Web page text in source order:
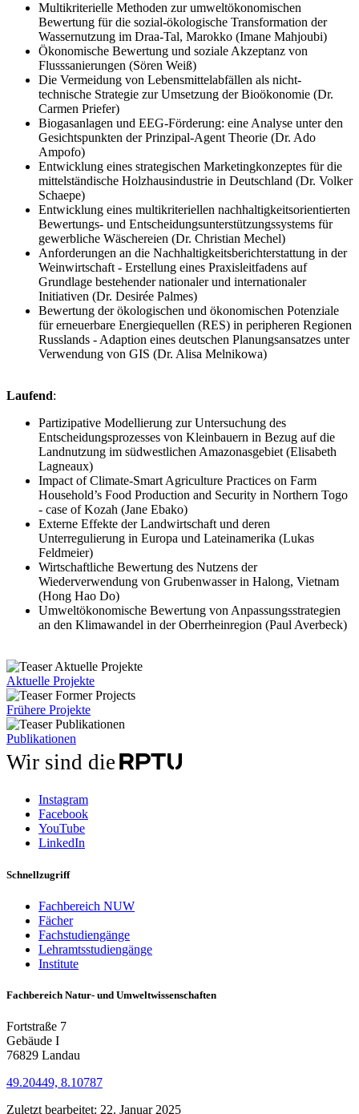
Multikriterielle Methoden zur umweltökonomischen
Bewertung für die sozial-ökologische Transformation der
Wassernutzung im Draa-Tal, Marokko (Imane Mahjoubi)
Ökonomische Bewertung und soziale Akzeptanz von
Flusssanierungen (Sören Weiß)
Die Vermeidung von Lebensmittelabfällen als nicht-
technische Strategie zur Umsetzung der Bioökonomie (Dr.
Carmen Priefer)
Biogasanlagen und EEG-Förderung: eine Analyse unter den
Gesichtspunkten der Prinzipal-Agent Theorie (Dr. Ado
Ampofo)
Entwicklung eines strategischen Marketingkonzeptes für die
mittelständische Holzhausindustrie in Deutschland (Dr. Volker
Schaepe)
Entwicklung eines multikriteriellen nachhaltigkeitsorientierten
Bewertungs- und Entscheidungsunterstützungssystems für
gewerbliche Wäschereien (Dr. Christian Mechel)
Anforderungen an die Nachhaltigkeitsberichterstattung in der
Weinwirtschaft - Erstellung eines Praxisleitfadens auf
Grundlage bestehender nationaler und internationaler
Initiativen (Dr. Desirée Palmes)
Bewertung der ökologischen und ökonomischen Potenziale
für erneuerbare Energiequellen (RES) in peripheren Regionen
Russlands - Adaption eines deutschen Planungsansatzes unter
Verwendung von GIS (Dr. Alisa Melnikowa)
Laufend:
Partizipative Modellierung zur Untersuchung des
Entscheidungsprozesses von Kleinbauern in Bezug auf die
Landnutzung im südwestlichen Amazonasgebiet (Elisabeth
Lagneaux)
Impact of Climate-Smart Agriculture Practices on Farm
Household’s Food Production and Security in Northern Togo
- case of Kozah (Jane Ebako)
Externe Effekte der Landwirtschaft und deren
Unterregulierung in Europa und Lateinamerika (Lukas
Feldmeier)
Wirtschaftliche Bewertung des Nutzens der
Wiederverwendung von Grubenwasser in Halong, Vietnam
(Hong Hao Do)
Umweltökonomische Bewertung von Anpassungsstrategien
an den Klimawandel in der Oberrheinregion (Paul Averbeck)
Aktuelle Projekte
Frühere Projekte
Publikationen
Wir sind die
Instagram
Facebook
YouTube
LinkedIn
Schnellzugriff
Fachbereich NUW
Fächer
Fachstudiengänge
Lehramtsstudiengänge
Institute
Fachbereich Natur- und Umweltwissenschaften
Fortstraße 7
Gebäude I
76829 Landau
49.20449, 8.10787
Zuletzt bearbeitet: 22. Januar 2025